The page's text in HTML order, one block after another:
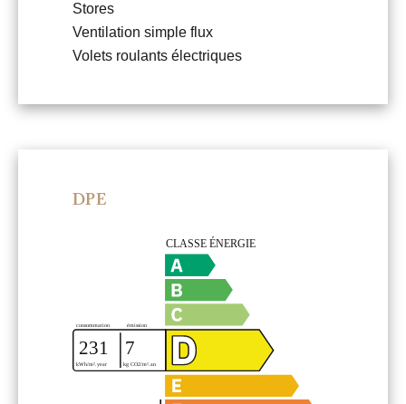
Stores
Ventilation simple flux
Volets roulants électriques
DPE